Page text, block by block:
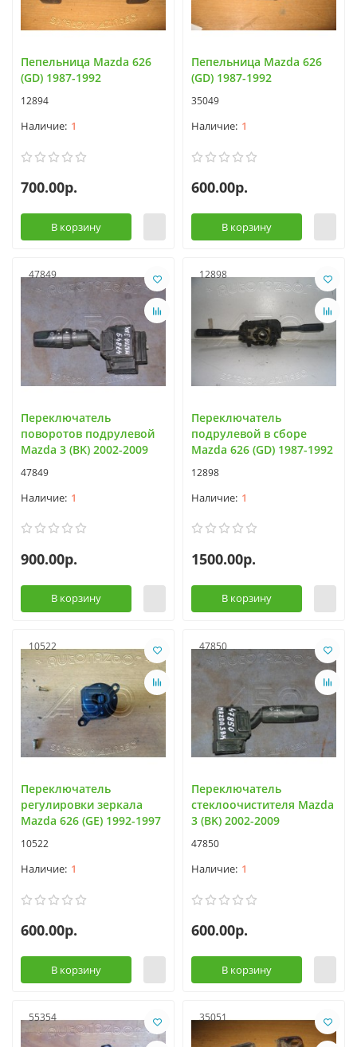
Пепельница Mazda 626
(GD) 1987-1992
12894
1
700.00р.
В корзину
Пепельница Mazda 626
(GD) 1987-1992
35049
1
600.00р.
В корзину
47849
Переключатель
поворотов подрулевой
Mazda 3 (BK) 2002-2009
47849
1
900.00р.
В корзину
12898
Переключатель
подрулевой в сборе
Mazda 626 (GD) 1987-1992
12898
1
1500.00р.
В корзину
10522
Переключатель
регулировки зеркала
Mazda 626 (GE) 1992-1997
10522
1
600.00р.
В корзину
47850
Переключатель
стеклоочистителя Mazda
3 (BK) 2002-2009
47850
1
600.00р.
В корзину
55354 35051